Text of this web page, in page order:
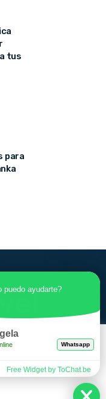
tus
para
puedo ayudarte?
Whatsapp
Free Widget by ToChat.be